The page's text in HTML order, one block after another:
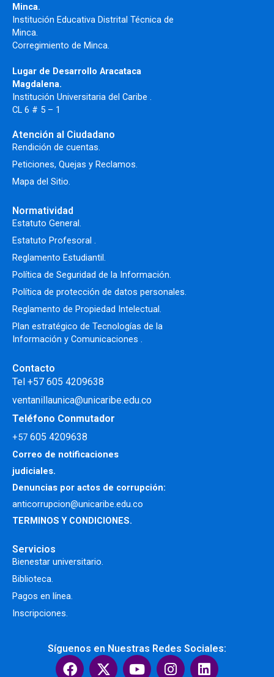
Minca.
Institución Educativa Distrital Técnica de
Minca.
Corregimiento de Minca.
Lugar de Desarrollo Aracataca
Magdalena.
Institución Universitaria del Caribe .
CL 6 # 5 – 1
Atención al Ciudadano
Rendición de cuentas.
Peticiones, Quejas y Reclamos.
Mapa del Sitio.
Normatividad
Estatuto General.
Estatuto Profesoral .
Reglamento Estudiantil.
Política de Seguridad de la Información.
Política de protección de datos personales.
Reglamento de Propiedad Intelectual.
Plan estratégico de Tecnologías de la
Información y Comunicaciones .
Contacto
Tel +57 605 4209638
ventanillaunica@unicaribe.edu.co
Teléfono Conmutador
+57 605 4209638
Correo de notificaciones
judiciales.
Denuncias por actos de corrupción:
anticorrupcion@unicaribe.edu.co
TERMINOS Y CONDICIONES.
Servicios
Bienestar universitario.
Biblioteca.
Pagos en línea.
Inscripciones.
Síguenos en Nuestras Redes Sociales:
F X Y I L